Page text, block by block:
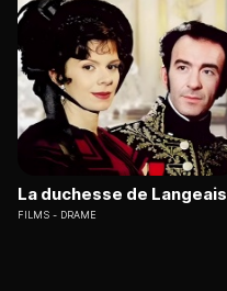
La duchesse de Langeais
FILMS DRAME